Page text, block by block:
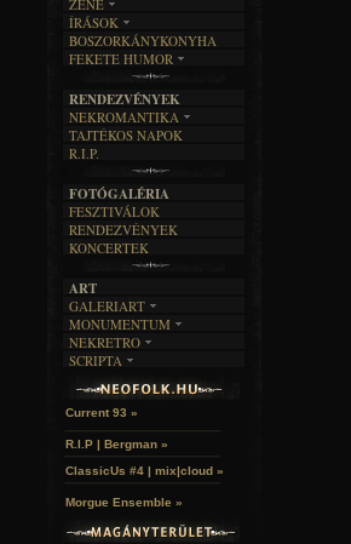
ZENE
EGYÜTTESEK
INTERJÚK
FORDÍTÁSOK
DALSZÖVEGEK
ÍRÁSOK
IRODALOM
FILM
ÍRÁSTÖRTÉNET
BOSZORKÁNYKONYHA
FEKETE HUMOR
SZÖVEGES
RENDEZVÉNYEK
NEKROMANTIKA
AKTUÁLIS
A MÚLT
TAJTÉKOS NAPOK
R.I.P.
FOTÓGALÉRIA
FESZTIVÁLOK
RENDEZVÉNYEK
KONCERTEK
ART
GALERIART
ARTGALERI
KÉPREGÉNYEK
LAKÁSKULTS
MONUMENTUM
TEMETŐK
TEMPLOMOK
VÁRAK
HELYEK
NEKRETRO
SZUBKULT
FEKETE LYUK
RELIKVIÁK
SCRIPTA
NOVELLÁK
VERSEK
Current 93 »
R.I.P | Bergman »
ClassicUs #4 | mix|cloud »
Morgue Ensemble »